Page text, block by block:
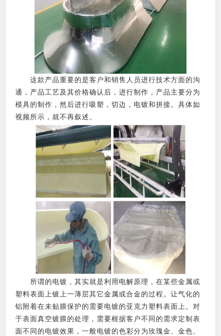
这款产品重要的是客户和销售人员进行技术方面的沟
通，产品工艺及其价格确认后，进行制作，产品主要分为
模具的制作，然后进行吸塑，切边，电镀和拼接。具体如
视频所示，就不再叙述。
所谓的电镀，其实就是利用电解原理，在某些金属或
塑料表面上镀上一薄层其它金属或合金的过程。让气化的
铝附着在未贴膜保护的需要电镀的亚克力塑料表面上。对
于表面真空镀膜的处理，需要根据客户不同的需求定制表
面不同的电镀效果，一般电镀的色彩分为玫瑰金、金色、